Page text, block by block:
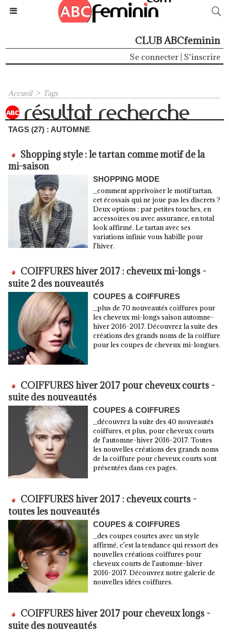
CLUB ABCfeminin
Se connecter S'inscrire
Accueil > Tags
TAGS (27) : AUTOMNE
Shopping style : le tartan comme motif de la
mi-saison
SHOPPING MODE
_comment apprivoiser le motif tartan,
cet écossais qui ne joue pas les discrets ?
Deux options : par petites touches, en
accessoires ou avec assurance, en total
look affirmé. Le tartan avec ses
variations infinie vous habille pour
l'hiver.
COIFFURES hiver 2017 : cheveux mi-longs -
suite 2 des nouveautés
COUPES & COIFFURES
_plus de 70 nouveautés coiffures pour
les cheveux mi-longs saison automne-
hiver 2016-2017. Découvrez la suite des
créations des grands noms de la coiffure
pour les coupes de cheveux mi-longues.
COIFFURES hiver 2017 pour cheveux courts -
suite des nouveautés
COUPES & COIFFURES
_découvrez la suite des 40 nouveautés
coiffures, et plus, pour cheveux courts
de l'automne-hiver 2016-2017. Toutes
les nouvelles créations des grands noms
de la coiffure pour cheveux courts sont
présentées dans ces pages.
COIFFURES hiver 2017 : cheveux courts -
toutes les nouveautés
COUPES & COIFFURES
_des coupes courtes avec un style
affirmé, c'est la tendance qui ressort des
nouvelles créations coiffures pour
cheveux courts de l'automne-hiver
2016-2017. Découvrez notre galerie de
nouvelles idées coiffures.
COIFFURES hiver 2017 pour cheveux longs -
suite des nouveautés